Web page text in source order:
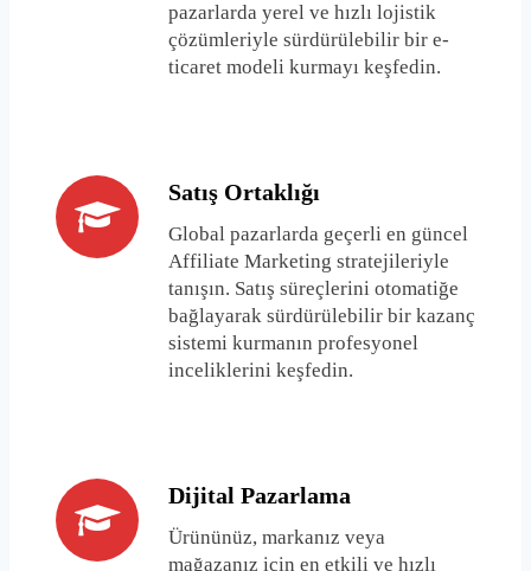
pazarlarda yerel ve hızlı lojistik
çözümleriyle sürdürülebilir bir e-
ticaret modeli kurmayı keşfedin.
Satış Ortaklığı
Global pazarlarda geçerli en güncel
Affiliate Marketing stratejileriyle
tanışın. Satış süreçlerini otomatiğe
bağlayarak sürdürülebilir bir kazanç
sistemi kurmanın profesyonel
inceliklerini keşfedin.
Dijital Pazarlama
Ürününüz, markanız veya
mağazanız için en etkili ve hızlı